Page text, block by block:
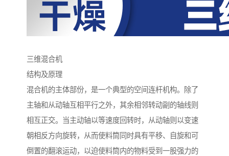
三维混合机
结构及原理
混合机的主体部份，是一个典型的空间连杆机构。除了
主轴和从动轴互相平行之外，其余相邻转动副的轴线则
相互正交。当主动轴以等速度回转时，从动轴则以变速
朝相反方向旋转，从而使料筒同时具有平移、自旋和可
倒置的翻滚运动，以迫使料筒内的物料受到一股强力的